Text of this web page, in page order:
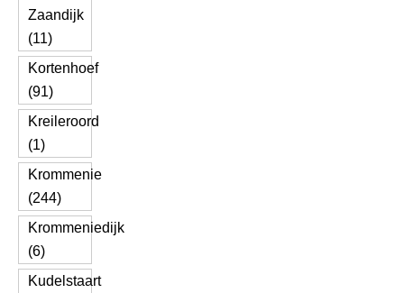
Zaandijk
(11)
Kortenhoef
(91)
Kreileroord
(1)
Krommenie
(244)
Krommeniedijk
(6)
Kudelstaart